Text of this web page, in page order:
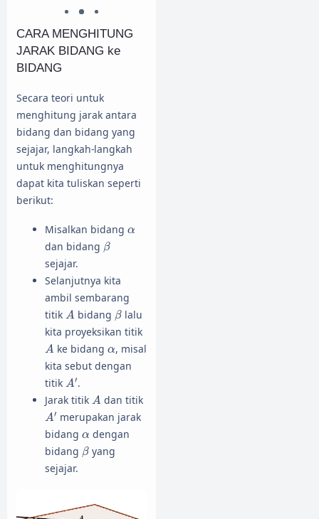
CARA MENGHITUNG
JARAK BIDANG ke
BIDANG
Secara teori untuk
menghitung jarak antara
bidang dan bidang yang
sejajar, langkah-langkah
untuk menghitungnya
dapat kita tuliskan seperti
berikut:
Misalkan bidang α
α
dan bidang β
β
sejajar.
Selanjutnya kita
ambil sembarang
titik A
A bidang β
β lalu
kita proyeksikan titik
A
A ke bidang α
α, misal
kita sebut dengan
titik A′
A′.
Jarak titik A
A dan titik
A′
A′ merupakan jarak
bidang α
α dengan
bidang β
β yang
sejajar.